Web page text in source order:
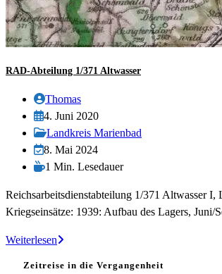
RAD-Abteilung 1/371 Altwasser
Beitrags-
Autor:
Thomas
Beitrag
veröffentlicht:
4. Juni 2020
Beitrags-
Kategorie:
Landkreis Marienbad
Beitrag
zuletzt
am:
8. Mai 2024
Lesedauer:
1 Min. Lesedauer
Reichsarbeitsdienstabteilung 1/371 Altwasser
Kriegseinsätze: 1939: Aufbau des Lagers,
WeiterlesenRAD-
Zeitreise in die Vergangenheit